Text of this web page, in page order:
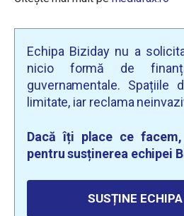
Echipa Biziday nu a
nicio formă de
guvernamentale. Spațiile
limitate, iar reclama
Dacă îți place ce
pentru susținerea echipei
SUSȚINE